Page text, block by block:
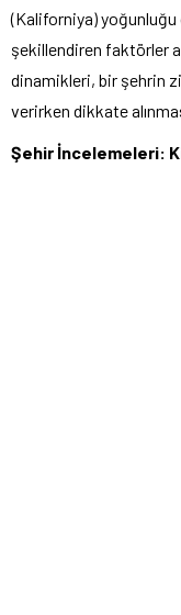
(Kaliforniya) yoğunluğu
şekillendiren faktörler
dinamikleri, bir şehrin
verirken dikkate
Şehir İncelemeleri: